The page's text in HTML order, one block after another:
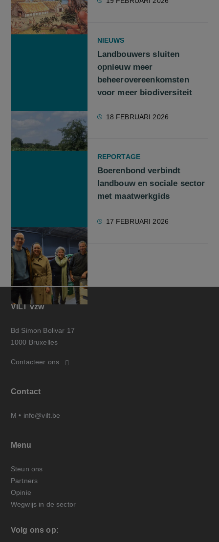
NIEUWS
Landbouwers sluiten
opnieuw meer
beheerovereenkomsten
voor meer biodiversiteit
18 FEBRUARI 2026
REPORTAGE
Boerenbond verbindt
landbouw en sociale sector
met maatwerkgids
17 FEBRUARI 2026
VILT vzw
Bd Simon Bolivar 17
1000 Bruxelles
Contacteer ons
Contact
M • info@vilt.be
Menu
Steun ons
Partners
Opinie
Wegwijs in de sector
Volg ons op: